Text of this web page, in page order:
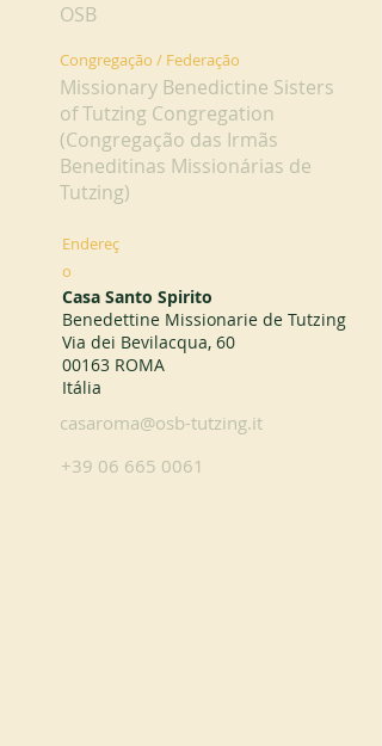
OSB
Congregação / Federação
Missionary Benedictine Sisters
of Tutzing Congregation
(Congregação das Irmãs
Beneditinas Missionárias de
Tutzing)
Endereç
o
Casa Santo Spirito
Benedettine Missionarie de Tutzing
Via dei Bevilacqua, 60
00163 ROMA
Itália
casaroma@osb-tutzing.it
+39 06 665 0061